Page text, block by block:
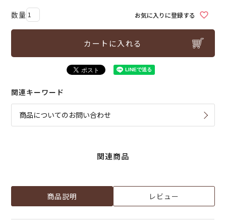
お気に入りに登録する
カートに入れる
関連キーワード
商品についてのお問い合わせ
関連商品
商品説明 レビュー